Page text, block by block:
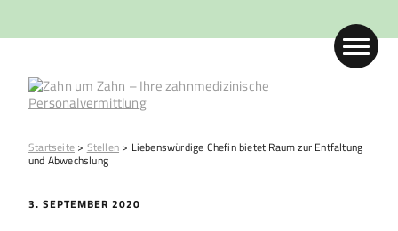
Startseite > Stellen > Liebenswürdige Chefin bietet Raum zur Entfaltung
und Abwechslung
3. SEPTEMBER 2020